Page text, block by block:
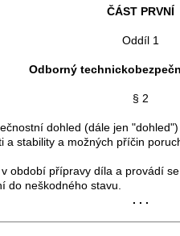
ČÁST PRVNÍ
Oddíl 1
Odborný
§ 2
dohled (dále jen
a stability a možných příčin
přípravy díla a provádí
do neškodného stavu.
. . .